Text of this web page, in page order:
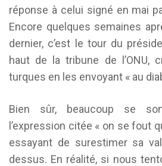
réponse à celui signé en mai
Encore quelques semaines
dernier, c’est le tour du
haut de la tribune de l’ONU,
turques en les envoyant « au
Bien sûr, beaucoup se
l’expression citée « on se fout
essayant de surestimer sa
dessus. En réalité, si nous